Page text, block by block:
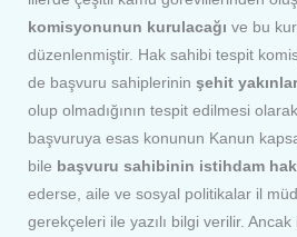
komisyonunun kurulacağı ve bu
düzenlenmiştir. Hak sahibi tespit
de başvuru sahiplerinin şehit
olup olmadığının tespit edilmesi
başvuruya esas konunun Kanun
bile başvuru sahibinin istihdam
ederse, aile ve sosyal politikalar il
gerekçeleri ile yazılı bilgi verilir.